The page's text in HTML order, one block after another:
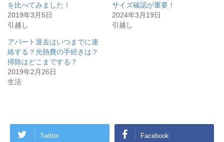
を比べてみました！
2019年3月5日
引越し
サイズ確認が重要！
2024年3月19日
引越し
アパート退去はいつまでに連
絡する？光熱費の手続きは？
掃除はどこまでする？
2019年2月26日
生活
Twitter Facebook